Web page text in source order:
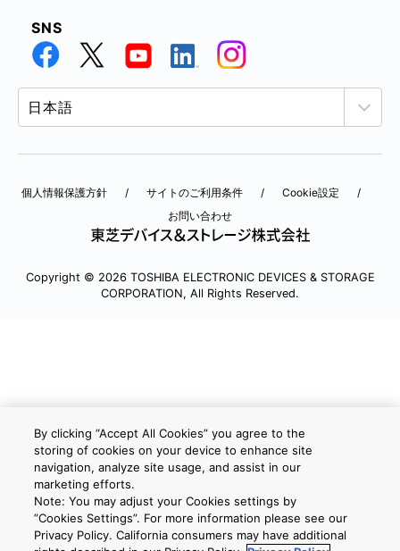
SNS
個人情報保護方針 サイトのご利用条件
Cookie設定
お問い合わせ
Copyright © 2026 TOSHIBA ELECTRONIC DEVICES & STORAGE
CORPORATION, All Rights Reserved.
By clicking “Accept All Cookies” you agree to the
storing of cookies on your device to enhance site
navigation, analyze site usage, and assist in our
marketing efforts.
Note: You may adjust your Cookies settings by
”Cookies Settings”. For more information please see our
Privacy Policy. California consumers may have additional